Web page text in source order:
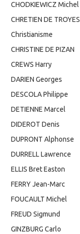
CHODKIEWICZ Michel
CHRETIEN DE TROYES
Christianisme
CHRISTINE DE PIZAN
CREWS Harry
DARIEN Georges
DESCOLA Philippe
DETIENNE Marcel
DIDEROT Denis
DUPRONT Alphonse
DURRELL Lawrence
ELLIS Bret Easton
FERRY Jean-Marc
FOUCAULT Michel
FREUD Sigmund
GINZBURG Carlo